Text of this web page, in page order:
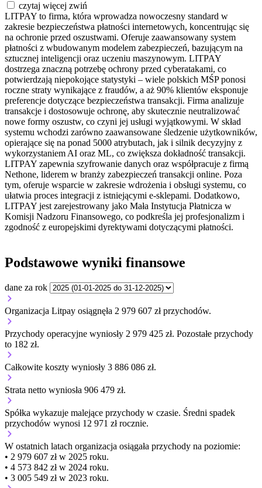
czytaj więcej zwiń
LITPAY to firma, która wprowadza nowoczesny standard w
zakresie bezpieczeństwa płatności internetowych, koncentrując się
na ochronie przed oszustwami. Oferuje zaawansowany system
płatności z wbudowanym modelem zabezpieczeń, bazującym na
sztucznej inteligencji oraz uczeniu maszynowym. LITPAY
dostrzega znaczną potrzebę ochrony przed cyberatakami, co
potwierdzają niepokojące statystyki – wiele polskich MŚP ponosi
roczne straty wynikające z fraudów, a aż 90% klientów eksponuje
preferencje dotyczące bezpieczeństwa transakcji. Firma analizuje
transakcje i dostosowuje ochronę, aby skutecznie neutralizować
nowe formy oszustw, co czyni jej usługi wyjątkowymi. W skład
systemu wchodzi zarówno zaawansowane śledzenie użytkowników,
opierające się na ponad 5000 atrybutach, jak i silnik decyzyjny z
wykorzystaniem AI oraz ML, co zwiększa dokładność transakcji.
LITPAY zapewnia szyfrowanie danych oraz współpracuje z firmą
Nethone, liderem w branży zabezpieczeń transakcji online. Poza
tym, oferuje wsparcie w zakresie wdrożenia i obsługi systemu, co
ułatwia proces integracji z istniejącymi e-sklepami. Dodatkowo,
LITPAY jest zarejestrowany jako Mała Instytucja Płatnicza w
Komisji Nadzoru Finansowego, co podkreśla jej profesjonalizm i
zgodność z europejskimi dyrektywami dotyczącymi płatności.
Podstawowe wyniki finansowe
dane za rok
Organizacja Litpay osiągnęła 2 979 607 zł przychodów.
Przychody operacyjne wyniosły 2 979 425 zł. Pozostałe przychody
to 182 zł.
Całkowite koszty wyniosły 3 886 086 zł.
Strata netto wyniosła 906 479 zł.
Spółka wykazuje malejące przychody w czasie. Średni spadek
przychodów wynosi 12 971 zł rocznie.
W ostatnich latach organizacja osiągała przychody na poziomie:
• 2 979 607 zł w 2025 roku.
• 4 573 842 zł w 2024 roku.
• 3 005 549 zł w 2023 roku.